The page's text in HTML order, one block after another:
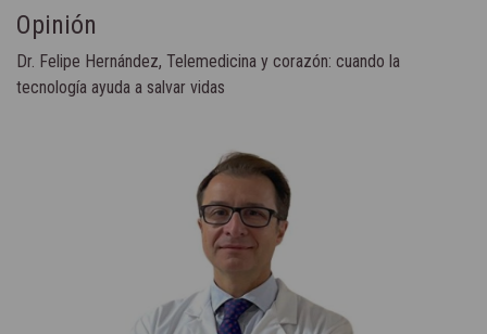
Opinión
Dr. Felipe Hernández, Telemedicina y corazón: cuando la
tecnología ayuda a salvar vidas